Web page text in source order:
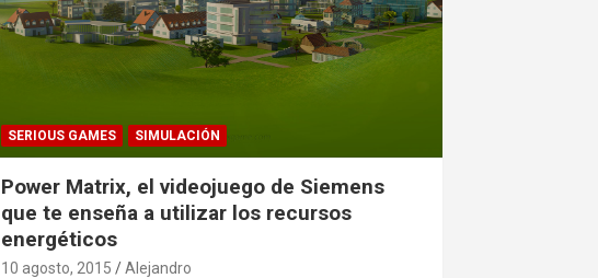
SERIOUS GAMES SIMULACIÓN
Power Matrix, el videojuego de Siemens
que te enseña a utilizar los recursos
energéticos
10 agosto, 2015 Alejandro